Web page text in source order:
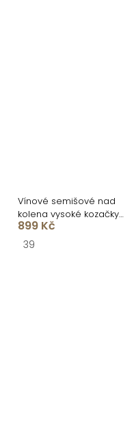
Vínové semišové nad
kolena vysoké kozačky
DARYANA na podpatku
899 Kč
39